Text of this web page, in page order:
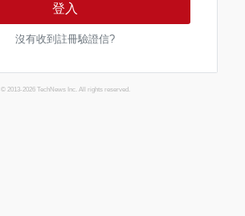
登入
沒有收到註冊驗證信?
© 2013-2026 TechNews Inc. All rights reserved.